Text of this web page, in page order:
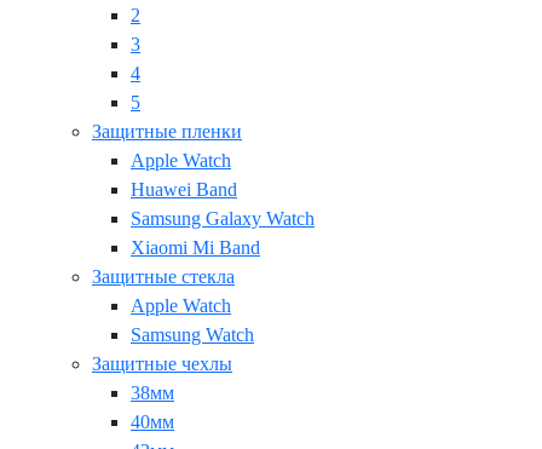
2
3
4
5
Защитные пленки
Apple Watch
Huawei Band
Samsung Galaxy Watch
Xiaomi Mi Band
Защитные стекла
Apple Watch
Samsung Watch
Защитные чехлы
38мм
40мм